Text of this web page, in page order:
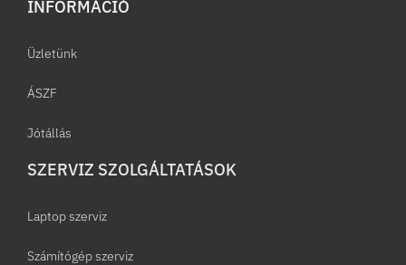
INFORMÁCIÓ​
Üzletünk
ÁSZF
Jótállás
SZERVIZ SZOLGÁLTATÁSOK
Laptop szerviz
Számítógép szerviz